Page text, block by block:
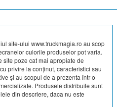
site-ului www.truckmagia.ro au scop
culorile produselor pot varia.
site poze cat mai apropiate de
privire la conținut, caracteristici sau
și au scopul de a prezenta într-o
Produsele distribuite sunt
din descriere, daca nu este